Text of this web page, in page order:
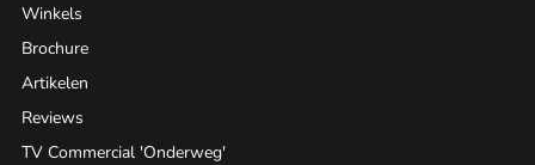
Winkels
Brochure
Artikelen
Reviews
TV Commercial 'Onderweg'